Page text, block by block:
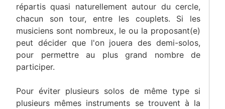
répartis quasi naturellement autour du cercle,
chacun son tour, entre les couplets. Si les
musiciens sont nombreux, le ou la proposant(e)
peut décider que l'on jouera des demi-solos,
pour permettre au plus grand nombre de
participer.
Pour éviter plusieurs solos de même type si
plusieurs mêmes instruments se trouvent à la